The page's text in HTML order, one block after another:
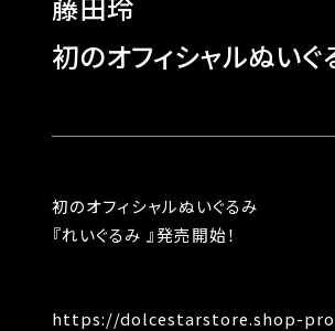
初のオフィシャルぬいぐ
初のオフィシャルぬいぐるみ
『れいぐるみ 』発売開始！
https://dolcestarstore.shop-